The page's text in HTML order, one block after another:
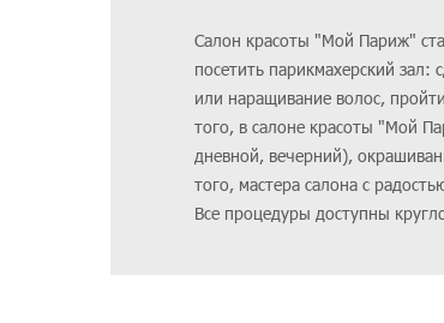
Салон красоты "Мой Париж"
посетить парикмахерский
или наращивание волос,
того, в салоне красоты "Мой
дневной, вечерний),
того, мастера салона с
Все процедуры доступны